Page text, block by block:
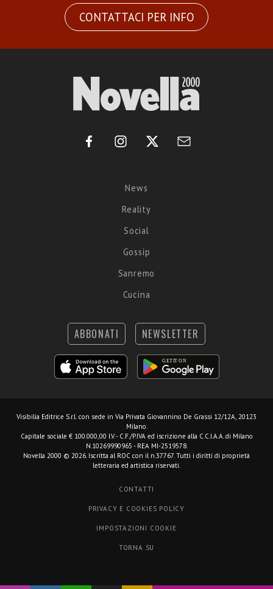
CONTATTACI PER INFO
News
Reality
Social
Gossip
Sanremo
Cucina
ABBONATI NEWSLETTER
Visibilia Editrice S.r.l. con sede in Via Privata Giovannino De Grassi 12/12A, 20123
Milano.
Capitale sociale € 100.000,00 I.V. - C.F./P.IVA ed iscrizione alla C.C.I.A.A. di Milano
N.10269990965 - REA MI-2519578.
Novella 2000 © 2026. Iscritta al ROC con il n.37767. Tutti i diritti di proprietà
letteraria ed artistica riservati.
CONTATTI
PRIVACY E COOKIES POLICY
IMPOSTAZIONI COOKIE
TORNA SU